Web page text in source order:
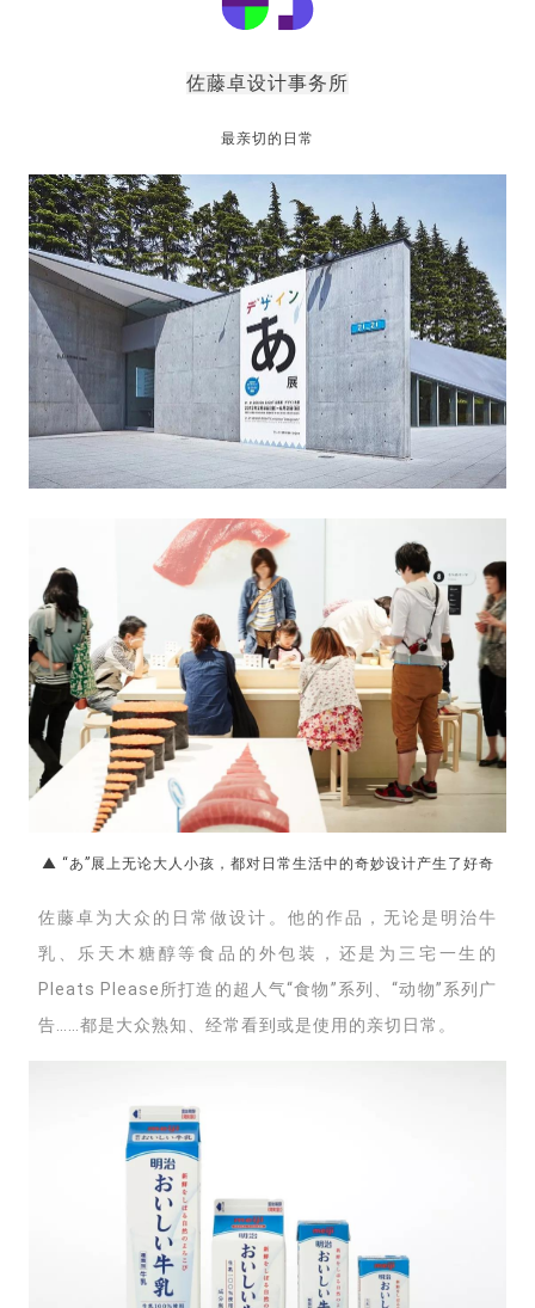
佐藤卓设计事务所
最亲切的日常
▲ “あ”展上无论大人小孩，都对日常生活中的奇妙设计产生了好奇
佐藤卓为大众的日常做设计。他的作品，无论是明治牛
乳、乐天木糖醇等食品的外包装，还是为三宅一生的
Pleats Please所打造的超人气“食物”系列、“动物”系列广
告……都是大众熟知、经常看到或是使用的亲切日常。